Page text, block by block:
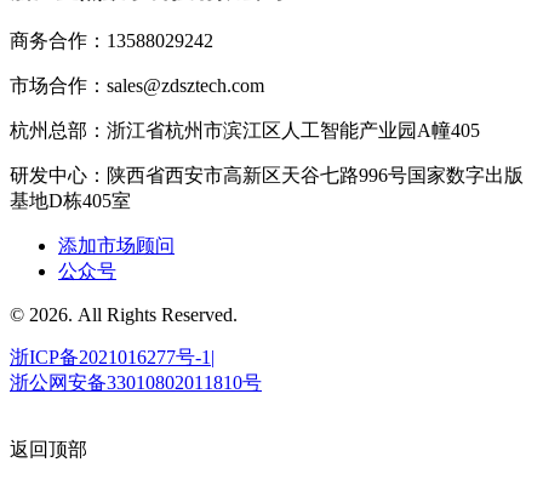
商务合作：13588029242
市场合作：sales@zdsztech.com
杭州总部：浙江省杭州市滨江区人工智能产业园A幢405
研发中心：陕西省西安市高新区天谷七路996号国家数字出版
基地D栋405室
添加市场顾问
公众号
© 2026. All Rights Reserved.
浙ICP备2021016277号-1|
浙公网安备33010802011810号
返回顶部